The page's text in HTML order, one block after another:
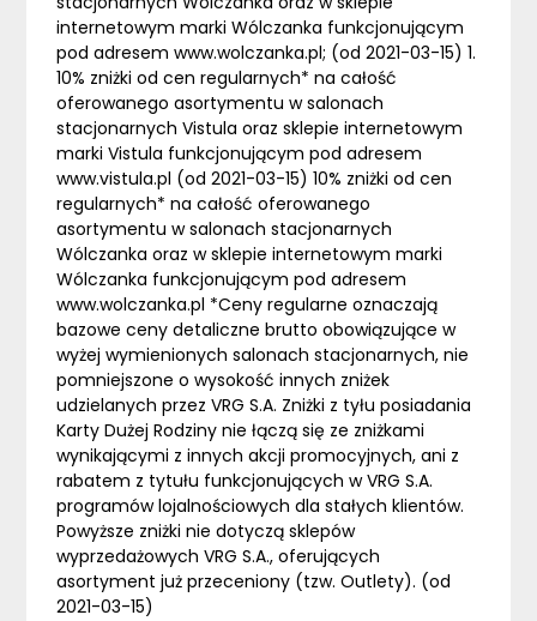
internetowym marki Wólczanka funkcjonującym
pod adresem www.wolczanka.pl; (od 2021-03-15) 1.
10% zniżki od cen regularnych* na całość
oferowanego asortymentu w salonach
stacjonarnych Vistula oraz sklepie internetowym
marki Vistula funkcjonującym pod adresem
www.vistula.pl (od 2021-03-15) 10% zniżki od cen
regularnych* na całość oferowanego
asortymentu w salonach stacjonarnych
Wólczanka oraz w sklepie internetowym marki
Wólczanka funkcjonującym pod adresem
www.wolczanka.pl *Ceny regularne oznaczają
bazowe ceny detaliczne brutto obowiązujące w
wyżej wymienionych salonach stacjonarnych, nie
pomniejszone o wysokość innych zniżek
udzielanych przez VRG S.A. Zniżki z tyłu posiadania
Karty Dużej Rodziny nie łączą się ze zniżkami
wynikającymi z innych akcji promocyjnych, ani z
rabatem z tytułu funkcjonujących w VRG S.A.
programów lojalnościowych dla stałych klientów.
Powyższe zniżki nie dotyczą sklepów
wyprzedażowych VRG S.A., oferujących
asortyment już przeceniony (tzw. Outlety). (od
2021-03-15)